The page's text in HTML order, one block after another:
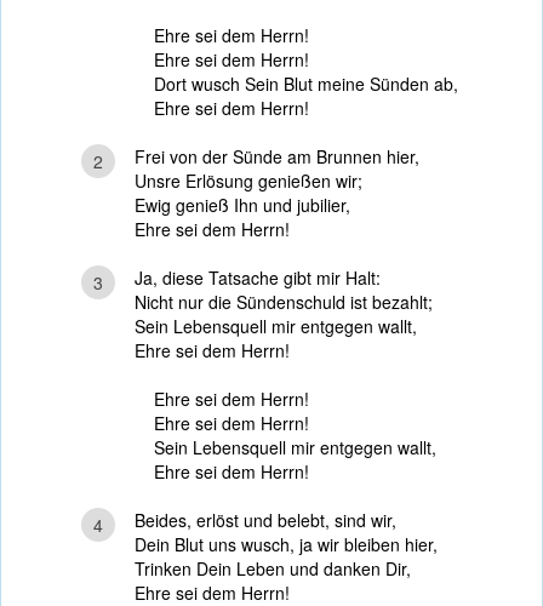
Ehre sei dem Herrn!
Ehre sei dem Herrn!
Dort wusch Sein Blut meine Sünden ab,
Ehre sei dem Herrn!
2
Frei von der Sünde am Brunnen hier,
Unsre Erlösung genießen wir;
Ewig genieß Ihn und jubilier,
Ehre sei dem Herrn!
3
Ja, diese Tatsache gibt mir Halt:
Nicht nur die Sündenschuld ist bezahlt;
Sein Lebensquell mir entgegen wallt,
Ehre sei dem Herrn!
Ehre sei dem Herrn!
Ehre sei dem Herrn!
Sein Lebensquell mir entgegen wallt,
Ehre sei dem Herrn!
4
Beides, erlöst und belebt, sind wir,
Dein Blut uns wusch, ja wir bleiben hier,
Trinken Dein Leben und danken Dir,
Ehre sei dem Herrn!